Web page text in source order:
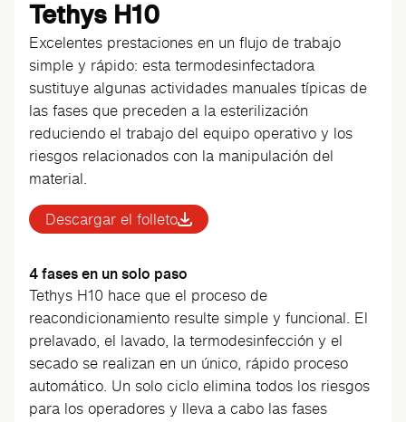
Tethys H10
Excelentes prestaciones en un flujo de trabajo
simple y rápido: esta termodesinfectadora
sustituye algunas actividades manuales típicas de
las fases que preceden a la esterilización
reduciendo el trabajo del equipo operativo y los
riesgos relacionados con la manipulación del
material.
Descargar el folleto
4 fases en un solo paso
Tethys H10 hace que el proceso de
reacondicionamiento resulte simple y funcional. El
prelavado, el lavado, la termodesinfección y el
secado se realizan en un único, rápido proceso
automático. Un solo ciclo elimina todos los riesgos
para los operadores y lleva a cabo las fases